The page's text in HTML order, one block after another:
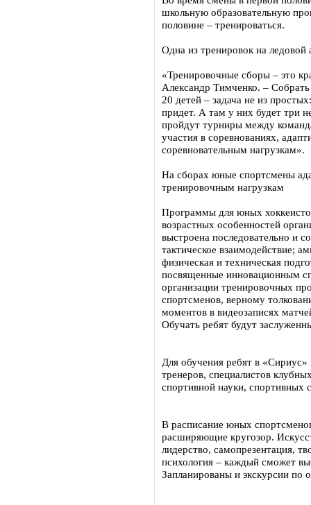
школьную образовательную
половине – тренироваться.
Одна из тренировок на ледовой
«Тренировочные сборы – это
Александр Тимченко. –
20 детей – задача не из
придет. А там у них будет три
пройдут турниры между
участия в соревнованиях,
соревновательным нагрузкам».
На сборах юные спортсмены
тренировочным нагрузкам
Программы для юных
возрастных особенностей
выстроена последовательно и
тактическое взаимодействие;
физическая и техническая
посвященные инновационным
организации тренировочных
спортсменов, верному
моментов в видеозаписях
Обучать ребят будут
Для обучения ребят в
тренеров, специалистов
спортивной науки, спортивных
В расписание юных
расширяющие кругозор.
лидерство, самопрезентация,
психология – каждый сможет
Запланированы и экскурсии по